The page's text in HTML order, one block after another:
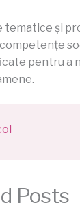
tematice și
pentru a
Posts